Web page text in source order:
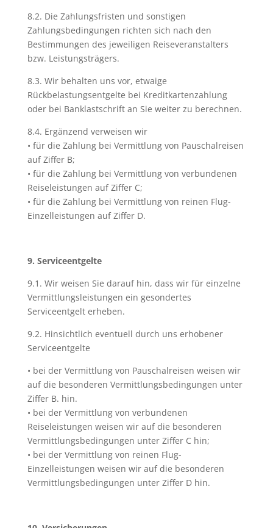
8.2. Die Zahlungsfristen und sonstigen
Zahlungsbedingungen richten sich nach den
Bestimmungen des jeweiligen Reiseveranstalters
bzw. Leistungsträgers.
8.3. Wir behalten uns vor, etwaige
Rückbelastungsentgelte bei Kreditkartenzahlung
oder bei Banklastschrift an Sie weiter zu berechnen.
8.4. Ergänzend verweisen wir
• für die Zahlung bei Vermittlung von Pauschalreisen
auf Ziffer B;
• für die Zahlung bei Vermittlung von verbundenen
Reiseleistungen auf Ziffer C;
• für die Zahlung bei Vermittlung von reinen Flug-
Einzelleistungen auf Ziffer D.
9. Serviceentgelte
9.1. Wir weisen Sie darauf hin, dass wir für einzelne
Vermittlungsleistungen ein gesondertes
Serviceentgelt erheben.
9.2. Hinsichtlich eventuell durch uns erhobener
Serviceentgelte
• bei der Vermittlung von Pauschalreisen weisen wir
auf die besonderen Vermittlungsbedingungen unter
Ziffer B. hin.
• bei der Vermittlung von verbundenen
Reiseleistungen weisen wir auf die besonderen
Vermittlungsbedingungen unter Ziffer C hin;
• bei der Vermittlung von reinen Flug-
Einzelleistungen weisen wir auf die besonderen
Vermittlungsbedingungen unter Ziffer D hin.